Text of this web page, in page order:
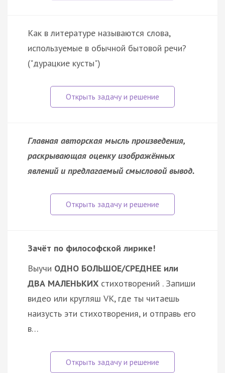
Как в литературе называются слова,
используемые в обычной бытовой речи?
("дурацкие кусты")
Главная авторская мысль произведения,
раскрывающая оценку изображённых
явлений и предлагаемый смысловой вывод.
Зачёт по философской лирике!
Выучи ОДНО БОЛЬШОЕ/СРЕДНЕЕ или
ДВА МАЛЕНЬКИХ стихотворений . Запиши
видео или кругляш VK, где ты читаешь
наизусть эти стихотворения, и отправь его
в…